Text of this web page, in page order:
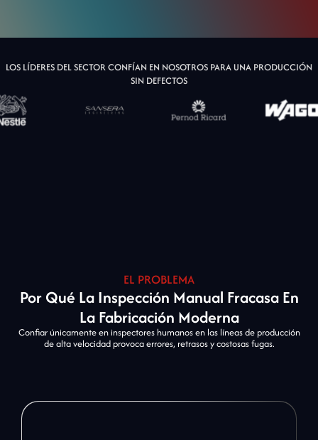
LOS LÍDERES DEL SECTOR CONFÍAN EN NOSOTROS PARA UNA PRODUCCIÓN
SIN DEFECTOS
EL PROBLEMA
Por Qué La Inspección Manual Fracasa En
La Fabricación Moderna
Confiar únicamente en inspectores humanos en las líneas de producción
de alta velocidad provoca errores, retrasos y costosas fugas.